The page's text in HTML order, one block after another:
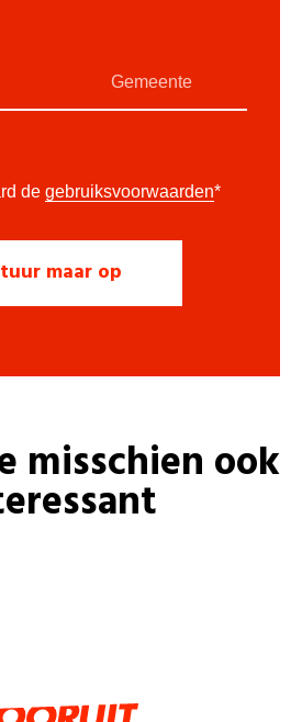
de gebruiksvoorwaarden*
misschien ook